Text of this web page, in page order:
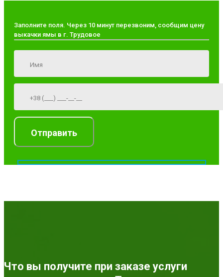
Заполните поля. Через 10 минут перезвоним, сообщим цену
выкачки ямы в г. Трудовое
Что вы получите при заказе услуги